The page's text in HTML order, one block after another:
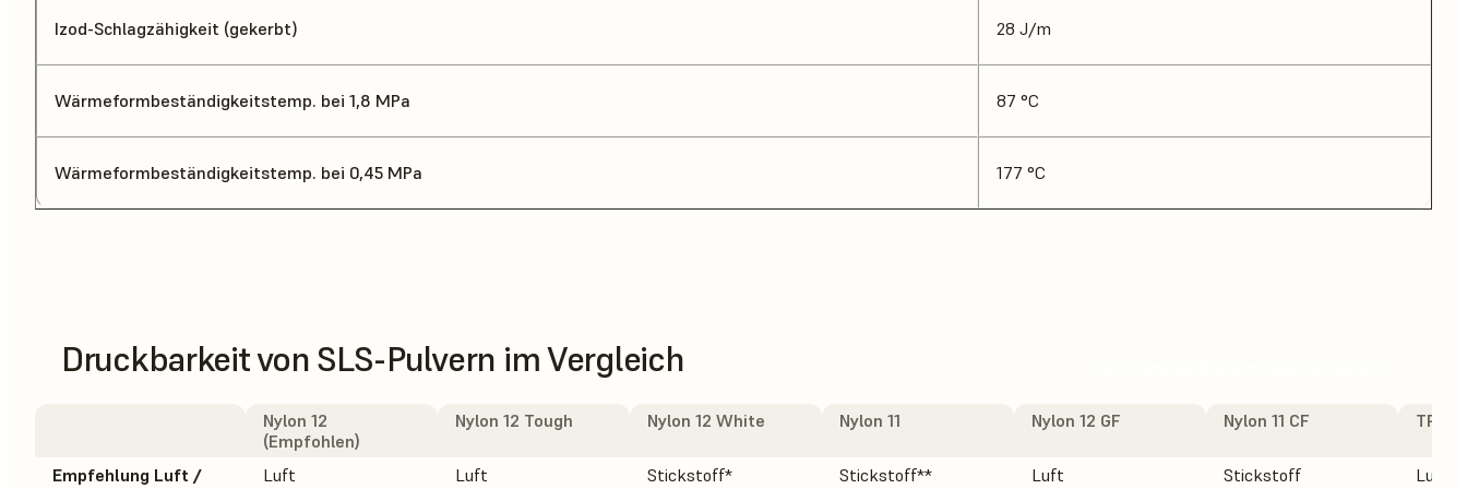
Izod-Schlagzähigkeit (gekerbt) 28 J/m
Wärmeformbeständigkeitstemp. bei 1,8 MPa 87 °C
Wärmeformbeständigkeitstemp. bei 0,45 MPa 177 °C
Druckbarkeit von SLS-Pulvern im Vergleich
Nylon 12
(Empfohlen)
Nylon 12 Tough Nylon 12 White Nylon 11 Nylon 12 GF Nylon 11 CF TPU
Empfehlung Luft / Luft Luft Stickstoff* Stickstoff** Luft Stickstoff Luft